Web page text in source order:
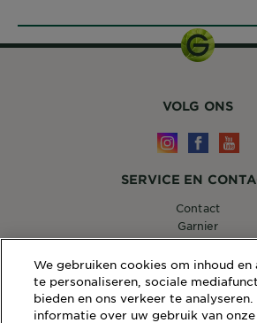
VOLG ONS
SERVICE EN
Contact
Garnier
14, RUE ROYALE 75008
[email protected]
We gebruiken cookies om inhoud en
te personaliseren, sociale
bieden en ons verkeer te
informatie over uw gebruik van